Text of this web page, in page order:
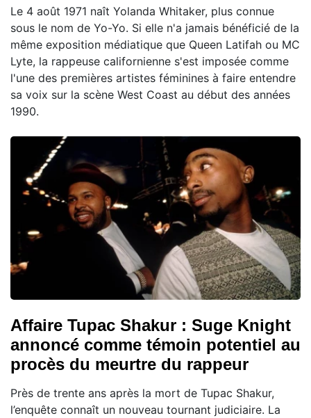
Le 4 août 1971 naît Yolanda Whitaker, plus connue
sous le nom de Yo-Yo. Si elle n'a jamais bénéficié de la
même exposition médiatique que Queen Latifah ou MC
Lyte, la rappeuse californienne s'est imposée comme
l'une des premières artistes féminines à faire entendre
sa voix sur la scène West Coast au début des années
1990.
Affaire Tupac Shakur : Suge Knight
annoncé comme témoin potentiel au
procès du meurtre du rappeur
Près de trente ans après la mort de Tupac Shakur,
l’enquête connaît un nouveau tournant judiciaire. La